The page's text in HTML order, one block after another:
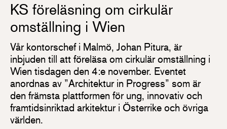
KS föreläsning om cirkulär
omställning i Wien
Vår kontorschef i Malmö, Johan Pitura, är
inbjuden till att föreläsa om cirkulär omställning i
Wien tisdagen den 4:e november. Eventet
anordnas av ”Architektur in Progress” som är
den främsta plattformen för ung, innovativ och
framtidsinriktad arkitektur i Österrike och övriga
världen.